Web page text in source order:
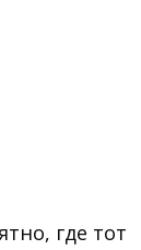
где тот